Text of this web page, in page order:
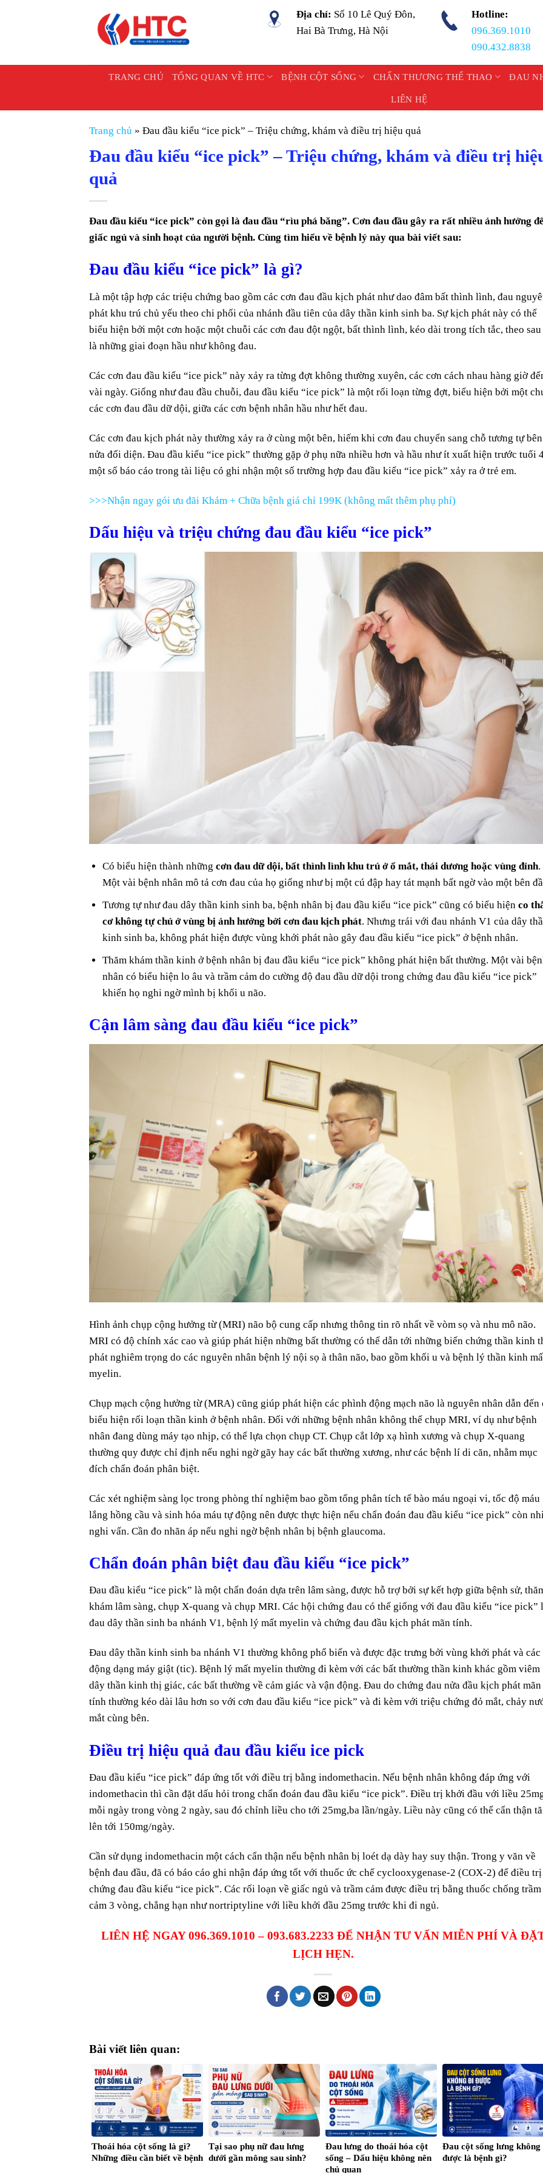
Địa chỉ: Số 10 Lê Quý Đôn,
Hai Bà Trưng, Hà Nội
Hotline:
096.369.1010
090.432.8838
TRANG CHỦ TỔNG QUAN VỀ HTC BỆNH CỘT SỐNG CHẤN THƯƠNG THỂ THAO ĐAU
LIÊN HỆ
Trang chủ » Đau đầu kiểu “ice pick” – Triệu chứng, khám và điều trị hiệu quả
Đau đầu kiểu “ice pick” – Triệu chứng, khám và điều trị
quả
Đau đầu kiểu “ice pick” còn gọi là đau đầu “rìu phá băng”. Cơn đau đầu gây ra rất nhiều ảnh hưởng
giấc ngủ và sinh hoạt của người bệnh. Cùng tìm hiểu về bệnh lý này qua bài viết sau:
Đau đầu kiểu “ice pick” là gì?
Là một tập hợp các triệu chứng bao gồm các cơn đau đầu kịch phát như dao đâm bất thình lình, đau
phát khu trú chủ yếu theo chi phối của nhánh đầu tiên của dây thần kinh sinh ba. Sự kịch phát này có thể
biểu hiện bởi một cơn hoặc một chuỗi các cơn đau đột ngột, bất thình lình, kéo dài trong tích tắc, theo
là những giai đoạn hầu như không đau.
Các cơn đau đầu kiểu “ice pick” này xảy ra từng đợt không thường xuyên, các cơn cách nhau hàng giờ
vài ngày. Giống như đau đầu chuỗi, đau đầu kiểu “ice pick” là một rối loạn từng đợt, biểu hiện bởi một
các cơn đau đầu dữ dội, giữa các cơn bệnh nhân hầu như hết đau.
Các cơn đau kịch phát này thường xảy ra ở cùng một bên, hiếm khi cơn đau chuyển sang chỗ tương tự bên
nửa đối diện. Đau đầu kiểu “ice pick” thường gặp ở phụ nữa nhiều hơn và hầu như ít xuất hiện trước tuổi
một số báo cáo trong tài liệu có ghi nhận một số trường hợp đau đầu kiểu “ice pick” xảy ra ở trẻ em.
>>>Nhận ngay gói ưu đãi Khám + Chữa bệnh giá chỉ 199K (không mất thêm phụ phí)
Dấu hiệu và triệu chứng đau đầu kiểu “ice pick”
Có biểu hiện thành nhữngcơn đau dữ dội, bất thình lình khu trú ở ổ mắt, thái dương hoặc vùng đỉnh.
Một vài bệnh nhân mô tả cơn đau của họ giống như bị một cú đập hay tát mạnh bất ngờ vào một bên
Tương tự như đau dây thần kinh sinh ba, bệnh nhân bị đau đầu kiểu “ice pick” cũng có biểu hiệnco
cơ không tự chủ ở vùng bị ảnh hưởng bởi cơn đau kịch phát. Nhưng trái với đau nhánh V1 của dây
kinh sinh ba, không phát hiện được vùng khởi phát nào gây đau đầu kiểu “ice pick” ở bệnh nhân.
Thăm khám thần kinh ở bệnh nhân bị đau đầu kiểu “ice pick” không phát hiện bất thường. Một vài
nhân có biểu hiện lo âu và trầm cảm do cường độ đau đầu dữ dội trong chứng đau đầu kiểu “ice pick”
khiến họ nghi ngờ mình bị khối u não.
Cận lâm sàng đau đầu kiểu “ice pick”
Hình ảnh chụp cộng hưởng từ (MRI) não bộ cung cấp nhưng thông tin rõ nhất về vòm sọ và nhu mô não.
MRI có độ chính xác cao và giúp phát hiện những bất thường có thể dẫn tới những biến chứng thần kinh
phát nghiêm trọng do các nguyên nhân bệnh lý nội sọ à thân não, bao gồm khối u và bệnh lý thần kinh
myelin.
Chụp mạch cộng hưởng từ (MRA) cũng giúp phát hiện các phình động mạch não là nguyên nhân dẫn đến
biểu hiện rối loạn thần kinh ở bệnh nhân. Đối với những bệnh nhân không thể chụp MRI, ví dụ như bệnh
nhân đang dùng máy tạo nhịp, có thể lựa chọn chụp CT. Chụp cắt lớp xạ hình xương và chụp X-quang
thường quy được chỉ định nếu nghi ngờ gãy hay các bất thường xương, như các bệnh lí di căn, nhằm mục
đích chẩn đoán phân biệt.
Các xét nghiệm sàng lọc trong phòng thí nghiệm bao gồm tổng phân tích tế bào máu ngoại vi, tốc độ máu
lắng hồng cầu và sinh hóa máu tự động nên được thực hiện nếu chẩn đoán đau đầu kiểu “ice pick” còn
nghi vấn. Cần đo nhãn áp nếu nghi ngờ bệnh nhân bị bệnh glaucoma.
Chẩn đoán phân biệt đau đầu kiểu “ice pick”
Đau đầu kiểu “ice pick” là một chẩn đoán dựa trên lâm sàng, được hỗ trợ bởi sự kết hợp giữa bệnh sử,
khám lâm sàng, chụp X-quang và chụp MRI. Các hội chứng đau có thể giống với đau đầu kiểu “ice pick”
đau dây thần sinh ba nhánh V1, bệnh lý mất myelin và chứng đau đầu kịch phát mãn tính.
Đau dây thần kinh sinh ba nhánh V1 thường không phổ biến và được đặc trưng bởi vùng khởi phát và các
động dạng máy giật (tic). Bệnh lý mất myelin thường đi kèm với các bất thường thần kinh khác gồm viêm
dây thần kinh thị giác, các bất thường về cảm giác và vận động. Đau do chứng đau nửa đầu kịch phát mãn
tính thường kéo dài lâu hơn so với cơn đau đầu kiểu “ice pick” và đi kèm với triệu chứng đỏ mắt, chảy
mắt cùng bên.
Điều trị hiệu quả đau đầu kiểu ice pick
Đau đầu kiểu “ice pick” đáp ứng tốt với điều trị bằng indomethacin. Nếu bệnh nhân không đáp ứng với
indomethacin thì cần đặt dấu hỏi trong chẩn đoán đau đầu kiểu “ice pick”. Điều trị khởi đầu với liều
mỗi ngày trong vòng 2 ngày, sau đó chỉnh liều cho tới 25mg,ba lần/ngày. Liều này cũng có thể cẩn thận
lên tới 150mg/ngày.
Cần sử dụng indomethacin một cách cẩn thận nếu bệnh nhân bị loét dạ dày hay suy thận. Trong y văn về
bệnh đau đầu, đã có báo cáo ghi nhận đáp ứng tốt với thuốc ức chế cyclooxygenase-2 (COX-2) để điều trị
chứng đau đầu kiểu “ice pick”. Các rối loạn về giấc ngủ và trầm cảm được điều trị bằng thuốc chống trầm
cảm 3 vòng, chẳng hạn như nortriptyline với liều khởi đầu 25mg trước khi đi ngủ.
LIÊN HỆ NGAY 096.369.1010 – 093.683.2233 ĐỂ NHẬN TƯ VẤN MIỄN PHÍ VÀ
LỊCH HẸN.
Bài viết liên quan:
Thoái hóa cột sống là gì?
Những điều cần biết về bệnh
Tại sao phụ nữ đau lưng
dưới gần mông sau sinh?
Đau lưng do thoái hóa cột
sống – Dấu hiệu không nên
chủ quan
Đau cột sống lưng không
được là bệnh gì?